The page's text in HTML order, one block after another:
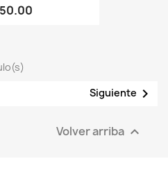
Siguiente 
Volver arriba 